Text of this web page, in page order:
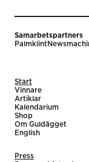
Samarbetspartners
Palmklint
Start
Vinnare
Artiklar
Kalendarium
Shop
Om Guldägget
English
Press